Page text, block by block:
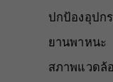
ปกป้องอุปก
ยานพาหนะ
สภาพแวดล้